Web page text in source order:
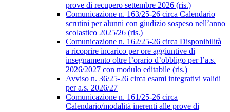
prove di recupero settembre 2026 (ris.)
Comunicazione n. 163/25-26 circa Calendario
scrutini per alunni con giudizio sospeso nell’anno
scolastico 2025/26 (ris.)
Comunicazione n. 162/25-26 circa Disponibilità
a ricoprire incarico per ore aggiuntive di
insegnamento oltre l’orario d’obbligo per l’a.s.
2026/2027 con modulo editabile (ris.)
Avviso n. 36/25-26 circa esami integrativi validi
per a.s. 2026/27
Comunicazione n. 161/25-26 circa
Calendario/modalità inerenti alle prove di